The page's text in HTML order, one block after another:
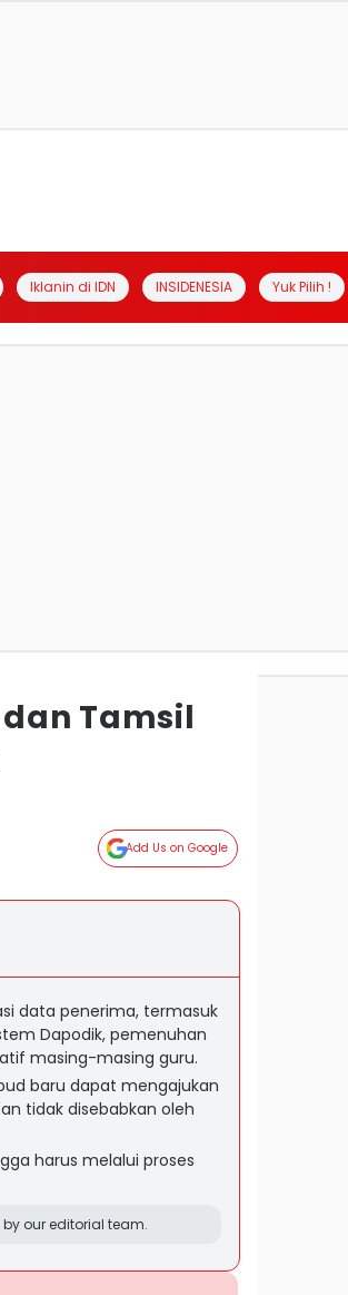
Iklanin di IDN INSIDENESIA Yuk Pilih !
dan Tamsil
Add Us on Google
data penerima, termasuk
Dapodik, pemenuhan
masing-masing guru.
baru dapat mengajukan
tidak disebabkan oleh
harus melalui proses
our editorial team.